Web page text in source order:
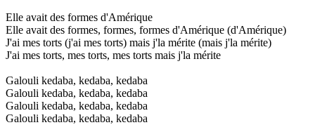
Elle avait des formes d'Amérique
Elle avait des formes, formes, formes d'Amérique (d'Amérique)
J'ai mes torts (j'ai mes torts) mais j'la mérite (mais j'la mérite)
J'ai mes torts, mes torts, mes torts mais j'la mérite
Galouli kedaba, kedaba, kedaba
Galouli kedaba, kedaba, kedaba
Galouli kedaba, kedaba, kedaba
Galouli kedaba, kedaba, kedaba